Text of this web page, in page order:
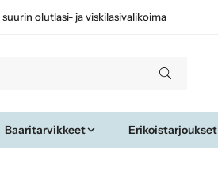
olutlasi- ja viskilasivalikoima
Baaritarvikkeet Erikoistarjoukset